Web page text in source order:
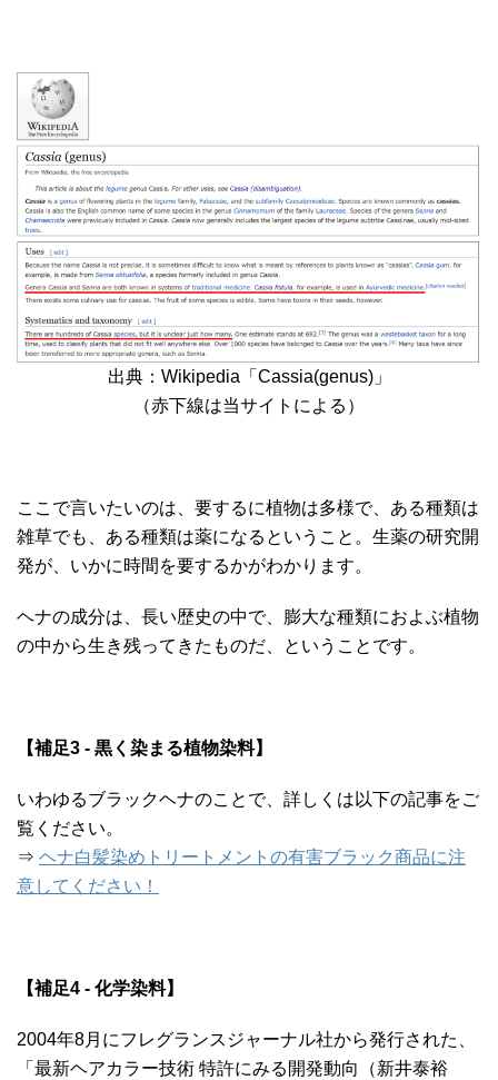
出典：Wikipedia「Cassia(genus)」
（赤下線は当サイトによる）
ここで言いたいのは、要するに植物は多様で、ある種類は
雑草でも、ある種類は薬になるということ。生薬の研究開
発が、いかに時間を要するかがわかります。
ヘナの成分は、長い歴史の中で、膨大な種類におよぶ植物
の中から生き残ってきたものだ、ということです。
【補足3 - 黒く染まる植物染料】
いわゆるブラックヘナのことで、詳しくは以下の記事をご
覧ください。
⇒ ヘナ白髪染めトリートメントの有害ブラック商品に注
意してください！
【補足4 - 化学染料】
2004年8月にフレグランスジャーナル社から発行された、
「最新ヘアカラー技術 特許にみる開発動向（新井泰裕